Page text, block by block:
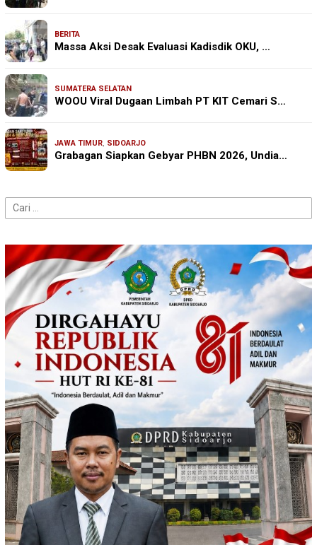
BERITA
Massa Aksi Desak Evaluasi Kadisdik OKU, …
SUMATERA SELATAN
WOOU Viral Dugaan Limbah PT KIT Cemari S…
JAWA TIMUR, SIDOARJO
Grabagan Siapkan Gebyar PHBN 2026, Undia…
Cari
untuk: